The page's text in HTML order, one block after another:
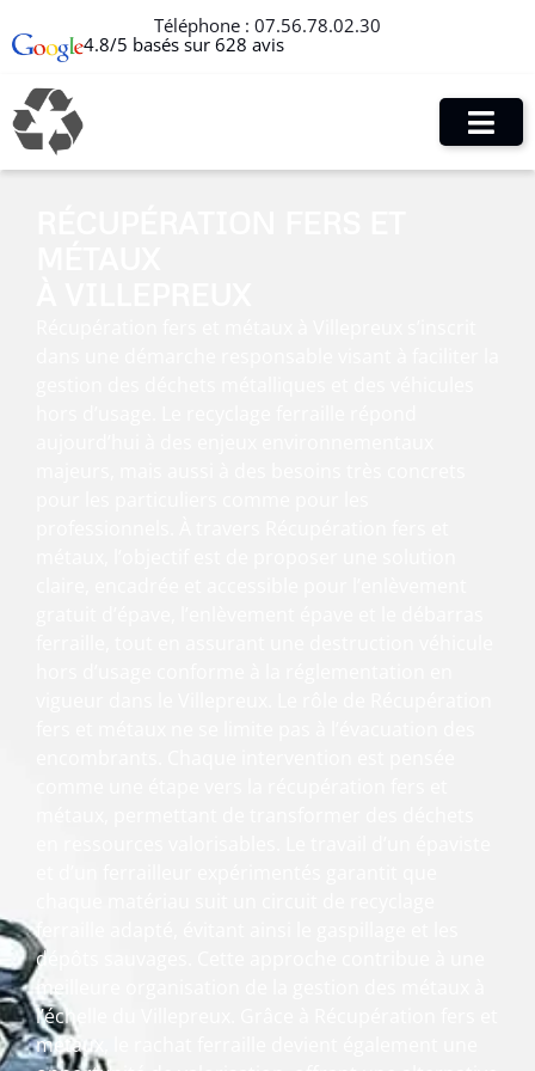
Téléphone : 07.56.78.02.30
4.8/5 basés sur 628 avis
ferraille adapté, évitant ainsi le gaspillage et les
dépôts sauvages. Cette approche contribue à une
meilleure organisation de la gestion des métaux à
l’échelle du Villepreux. Grâce à Récupération fers et
métaux, le rachat ferraille devient également une